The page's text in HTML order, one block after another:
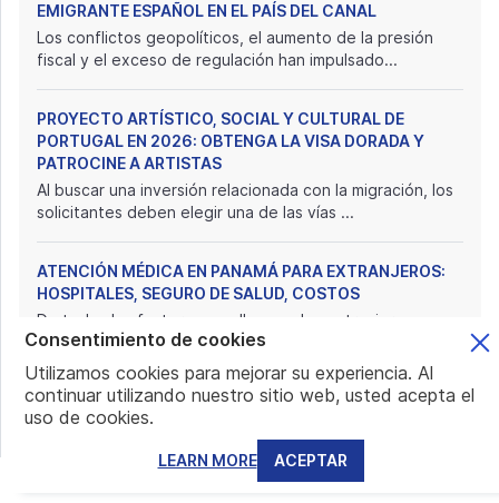
EMIGRANTE ESPAÑOL EN EL PAÍS DEL CANAL
Los conflictos geopolíticos, el aumento de la presión
fiscal y el exceso de regulación han impulsado...
PROYECTO ARTÍSTICO, SOCIAL Y CULTURAL DE
PORTUGAL EN 2026: OBTENGA LA VISA DORADA Y
PATROCINE A ARTISTAS
Al buscar una inversión relacionada con la migración, los
solicitantes deben elegir una de las vías ...
ATENCIÓN MÉDICA EN PANAMÁ PARA EXTRANJEROS:
HOSPITALES, SEGURO DE SALUD, COSTOS
De todos los factores que llevan a los extranjeros y
jubilados a elegir una jurisdicción específica,...
PANAMÁ Y LA VISA DE REFORESTACIÓN: RESIDENCIA +
INVERSIÓN SUSTENTABLE
Cuando hablamos sobre la residencia en Panamá,
solemos mencionar los favoritos de siempre:
Consentimiento de cookies
Utilizamos cookies para mejorar su experiencia. Al
continuar utilizando nuestro sitio web, usted acepta el
uso de cookies.
LEARN MORE ACEPTAR